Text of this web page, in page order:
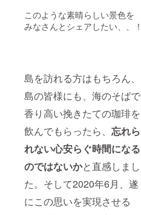
このような素晴らしい景色を
みなさんとシェアしたい、、！
島を訪れる方はもちろん、
島の皆様にも、海のそばで
香り高い挽きたての珈琲を
飲んでもらったら、 忘れら
れない心安らぐ時間になる
のではないかと直感しまし
た。そして2020年6月、遂
にこの思いを実現させる